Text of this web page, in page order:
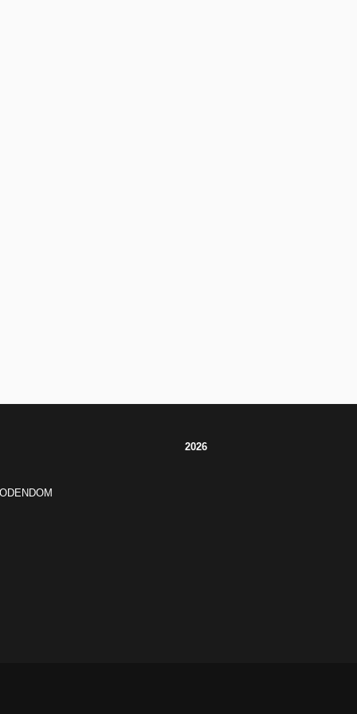
2026